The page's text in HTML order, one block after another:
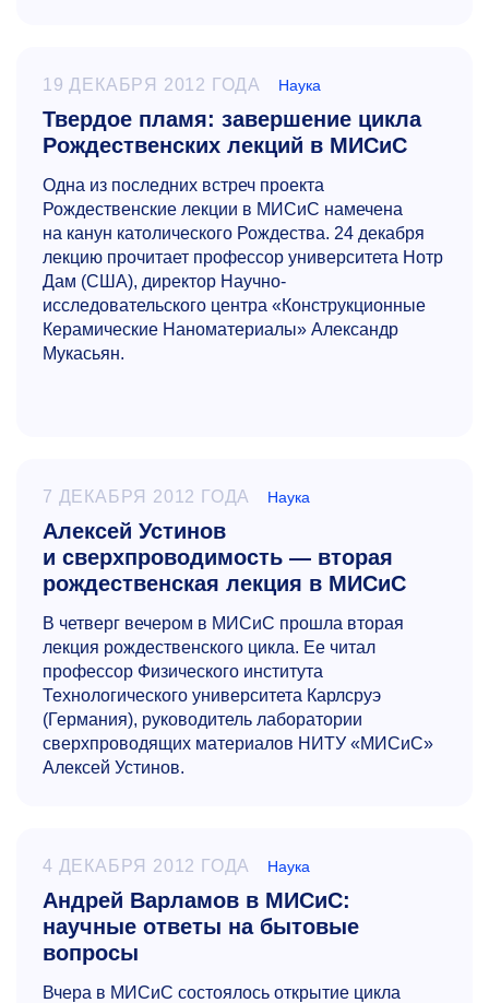
19 ДЕКАБРЯ 2012 ГОДА Наука
Твердое пламя: завершение цикла
Рождественских лекций в МИСиС
Одна из последних встреч проекта
Рождественские лекции в МИСиС намечена
на канун католического Рождества. 24 декабря
лекцию прочитает профессор университета Нотр
Дам (США), директор Научно-
исследовательского центра «Конструкционные
Керамические Наноматериалы» Александр
Мукасьян.
7 ДЕКАБРЯ 2012 ГОДА Наука
Алексей Устинов
и сверхпроводимость — вторая
рождественская лекция в МИСиС
В четверг вечером в МИСиС прошла вторая
лекция рождественского цикла. Ее читал
профессор Физического института
Технологического университета Карлсруэ
(Германия), руководитель лаборатории
сверхпроводящих материалов НИТУ «МИСиС»
Алексей Устинов.
4 ДЕКАБРЯ 2012 ГОДА Наука
Андрей Варламов в МИСиС:
научные ответы на бытовые
вопросы
Вчера в МИСиС состоялось открытие цикла